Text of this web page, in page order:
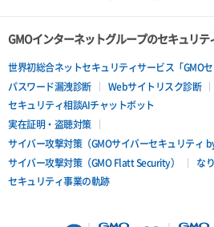
GMOインターネットグループのセキュリテ
世界初総合ネットセキュリティサービス「GMOセ
パスワード漏洩診断
Webサイトリスク診断
セキュリティ相談AIチャットボット
実在証明・盗聴対策
サイバー攻撃対策（GMOサイバーセキュリティ
サイバー攻撃対策（GMO Flatt Security）
な
セキュリティ事業の軌跡